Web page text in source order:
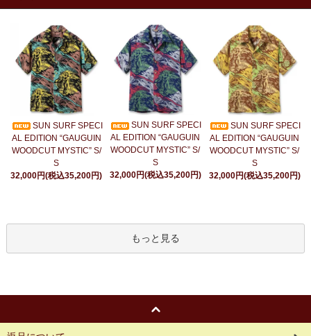
SUN SURF SPECI
AL EDITION “GAUGUIN
WOODCUT MYSTIC” S/
S
32,000円(税込35,200円)
SUN SURF SPECI
AL EDITION “GAUGUIN
WOODCUT MYSTIC” S/
S
32,000円(税込35,200円)
SUN SURF SPECI
AL EDITION “GAUGUIN
WOODCUT MYSTIC” S/
S
32,000円(税込35,200円)
もっと見る